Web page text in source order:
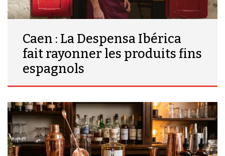
Caen : La Despensa Ibérica
fait rayonner les produits fins
espagnols